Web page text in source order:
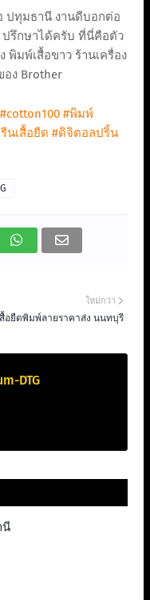
ปทุมธานี งานดีบอกต่อ
ปรึกษาได้ครับ ที่นี่คือตัว
พิมพ์เสื้อขาว ร้านเครื่อง
อง Brother
#cotton100 #พิมพ์
นเสื้อยืด #ดิจิตอลปริ้น
ใหม่กว่า
อยืดพิมพ์ลายราคาส่ง นนทบุรี
DTG
นี